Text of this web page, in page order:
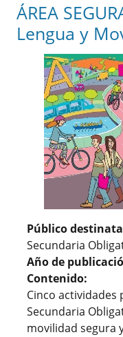
ÁREA
Lengua y
Público
Secundaria
Año de
Contenido:
Cinco actividades
Secundaria
movilidad segura